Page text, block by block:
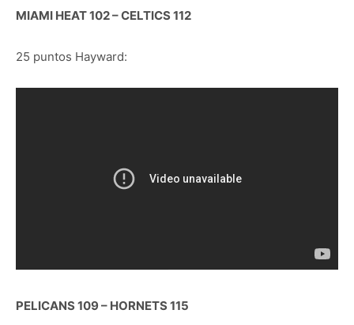
MIAMI HEAT 102 – CELTICS 112
25 puntos Hayward:
PELICANS 109 – HORNETS 115